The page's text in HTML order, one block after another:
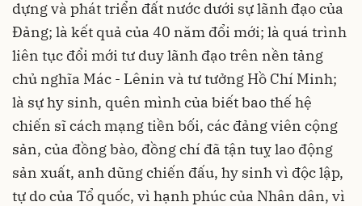
dựng và phát triển đất nước dưới sự lãnh đạo của
Đảng; là kết quả của 40 năm đổi mới; là quá trình
liên tục đổi mới tư duy lãnh đạo trên nền tảng
chủ nghĩa Mác - Lênin và tư tưởng Hồ Chí Minh;
là sự hy sinh, quên mình của biết bao thế hệ
chiến sĩ cách mạng tiền bối, các đảng viên cộng
sản, của đồng bào, đồng chí đã tận tuỵ lao động
sản xuất, anh dũng chiến đấu, hy sinh vì độc lập,
tự do của Tổ quốc, vì hạnh phúc của Nhân dân, vì